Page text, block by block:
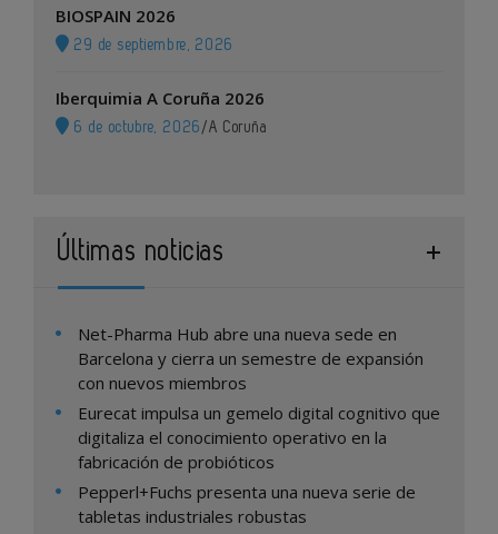
BIOSPAIN 2026
29 de septiembre, 2026
Iberquimia A Coruña 2026
6 de octubre, 2026 /A Coruña
Últimas noticias
Net-Pharma Hub abre una nueva sede en
Barcelona y cierra un semestre de expansión
con nuevos miembros
Eurecat impulsa un gemelo digital cognitivo que
digitaliza el conocimiento operativo en la
fabricación de probióticos
Pepperl+Fuchs presenta una nueva serie de
tabletas industriales robustas